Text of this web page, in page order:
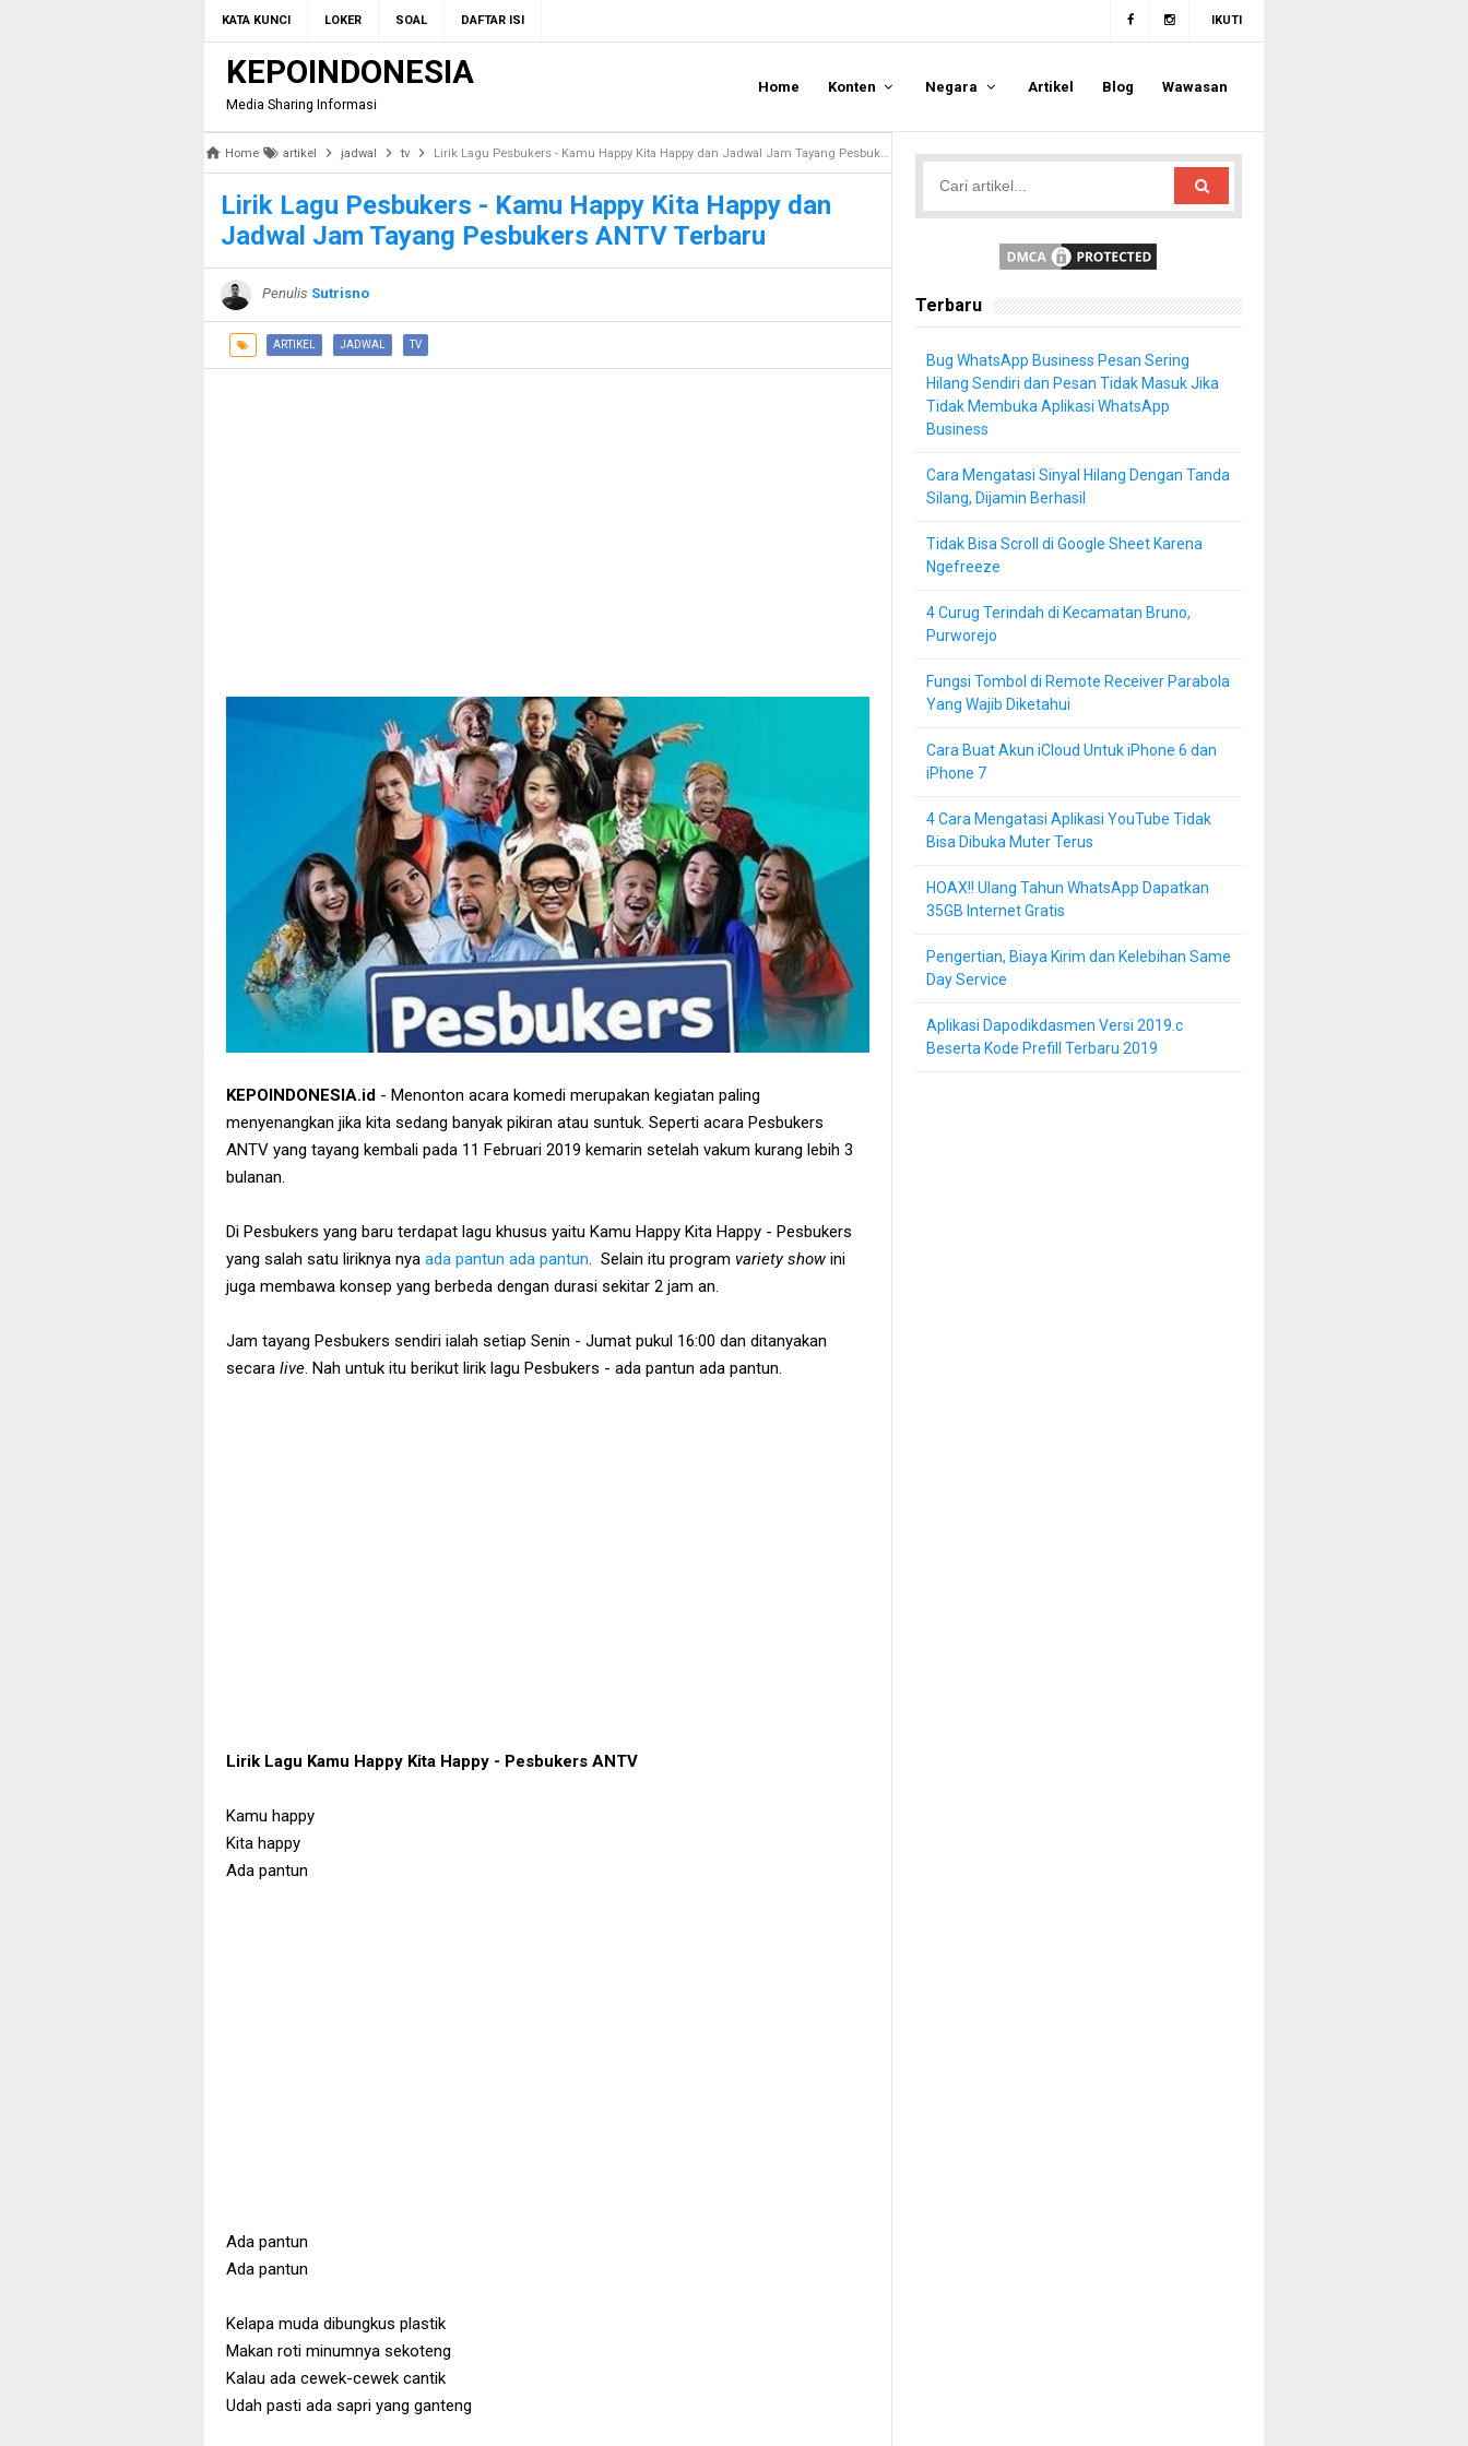
KATA KUNCI LOKER SOAL DAFTAR ISI IKUTI
KEPOINDONESIA
Media Sharing Informasi
Home Konten Negara Artikel Blog Wawasan
Home artikel jadwal tv Lirik Lagu Pesbukers - Kamu Happy Kita Happy dan Jadwal Jam Tayang Pesbukers ANTV Terbaru
Lirik Lagu Pesbukers - Kamu Happy Kita Happy dan
Jadwal Jam Tayang Pesbukers ANTV Terbaru
Penulis Sutrisno
ARTIKEL JADWAL TV
KEPOINDONESIA.id - Menonton acara komedi merupakan kegiatan paling
menyenangkan jika kita sedang banyak pikiran atau suntuk. Seperti acara Pesbukers
ANTV yang tayang kembali pada 11 Februari 2019 kemarin setelah vakum kurang lebih 3
bulanan.
Di Pesbukers yang baru terdapat lagu khusus yaitu Kamu Happy Kita Happy - Pesbukers
yang salah satu liriknya nya ada pantun ada pantun. Selain itu program variety show ini
juga membawa konsep yang berbeda dengan durasi sekitar 2 jam an.
Jam tayang Pesbukers sendiri ialah setiap Senin - Jumat pukul 16:00 dan ditanyakan
secara live. Nah untuk itu berikut lirik lagu Pesbukers - ada pantun ada pantun.
Lirik Lagu Kamu Happy Kita Happy - Pesbukers ANTV
Kamu happy
Kita happy
Ada pantun
Ada pantun
Ada pantun
Kelapa muda dibungkus plastik
Makan roti minumnya sekoteng
Kalau ada cewek-cewek cantik
Udah pasti ada sapri yang ganteng
Terbaru
Bug WhatsApp Business Pesan Sering
Hilang Sendiri dan Pesan Tidak Masuk Jika
Tidak Membuka Aplikasi WhatsApp
Business
Cara Mengatasi Sinyal Hilang Dengan Tanda
Silang, Dijamin Berhasil
Tidak Bisa Scroll di Google Sheet Karena
Ngefreeze
4 Curug Terindah di Kecamatan Bruno,
Purworejo
Fungsi Tombol di Remote Receiver Parabola
Yang Wajib Diketahui
Cara Buat Akun iCloud Untuk iPhone 6 dan
iPhone 7
4 Cara Mengatasi Aplikasi YouTube Tidak
Bisa Dibuka Muter Terus
HOAX!! Ulang Tahun WhatsApp Dapatkan
35GB Internet Gratis
Pengertian, Biaya Kirim dan Kelebihan Same
Day Service
Aplikasi Dapodikdasmen Versi 2019.c
Beserta Kode Prefill Terbaru 2019